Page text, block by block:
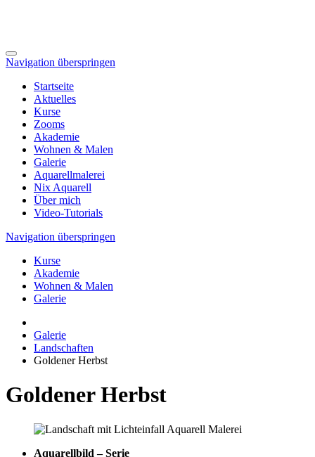
Navigation überspringen
Startseite
Aktuelles
Kurse
Zooms
Akademie
Wohnen & Malen
Galerie
Aquarellmalerei
Nix Aquarell
Über mich
Video-Tutorials
Navigation überspringen
Kurse
Akademie
Wohnen & Malen
Galerie
Galerie
Landschaften
Goldener Herbst
Goldener Herbst
Aquarellbild – Serie